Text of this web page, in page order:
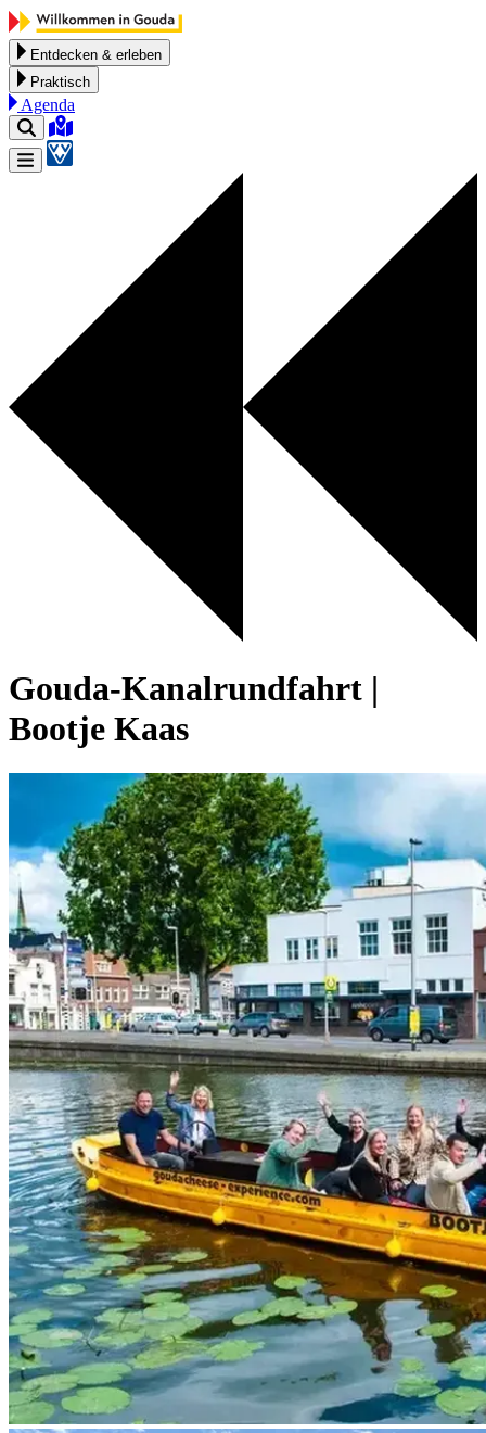
Zum Inhalt springen
Entdecken & erleben
Praktisch
Agenda
Gouda-Kanalrundfahrt |
Bootje Kaas